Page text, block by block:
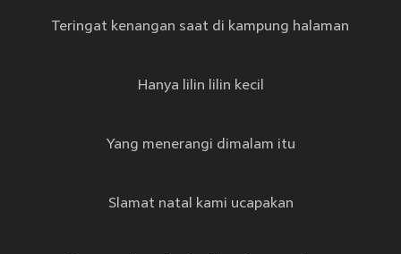
Teringat kenangan saat di kampung halaman
Hanya lilin lilin kecil
Yang menerangi dimalam itu
Slamat natal kami ucapakan